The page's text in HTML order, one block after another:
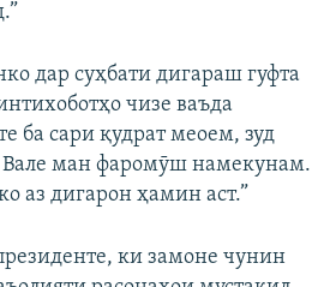
дар суҳбати дигараш гуфта
чизе ваъда
ба сари қудрат меоем, зуд
ман фаромӯш намекунам.
аз дигарон ҳамин аст.”
ки замоне чунин